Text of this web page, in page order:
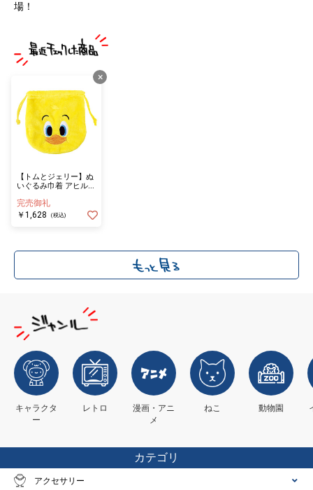
場！
×
【トムとジェリー】ぬ
いぐるみ巾着 アヒルの
完売御礼
￥1,628
(税込)
キャラクタ
ー
レトロ
漫画・アニ
メ
ねこ 動物園
カテゴリ
アクセサリー